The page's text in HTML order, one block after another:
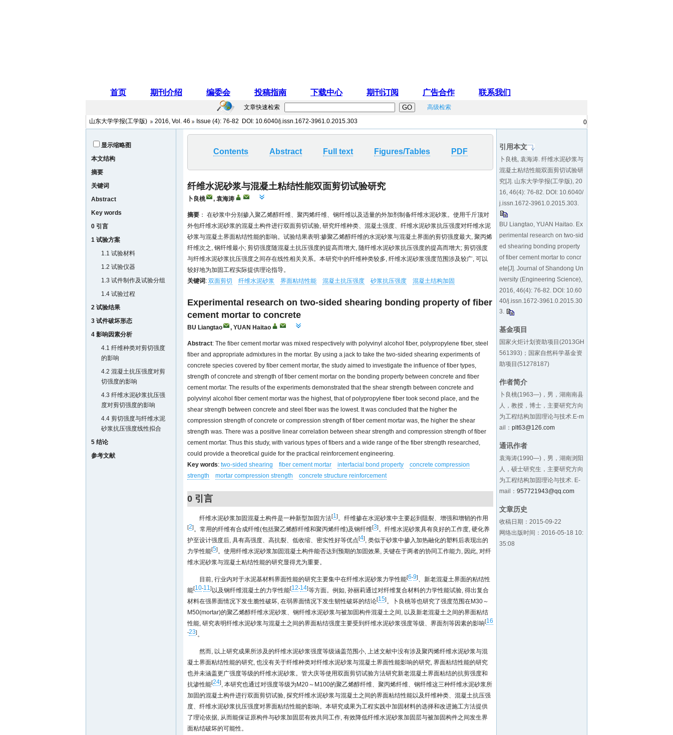
文章快速检索
高级检索
山东大学学报(工学版)
2016, Vol. 46 Issue (4): 76-82 DOI: 10.6040/j.issn.1672-3961.0.2015.303 0
显示缩略图
本文结构
摘要
关键词
Abstract
Key words
0 引言
1 试验方案
1.1 试验材料
1.2 试验仪器
1.3 试件制作及试验分组
1.4 试验过程
2 试验结果
3 试件破坏形态
4 影响因素分析
4.1 纤维种类对剪切强度
的影响
4.2 混凝土抗压强度对剪
切强度的影响
4.3 纤维水泥砂浆抗压强
度对剪切强度的影响
4.4 剪切强度与纤维水泥
砂浆抗压强度线性拟合
5 结论
参考文献
引用本文
卜良桃, 袁海涛. 纤维水泥砂浆与
混凝土粘结性能双面剪切试验研
究[J]. 山东大学学报(工学版), 20
16, 46(4): 76-82. DOI: 10.6040/
j.issn.1672-3961.0.2015.303.
BU Liangtao, YUAN Haitao. Ex
perimental research on two-sid
ed shearing bonding property
of fiber cement mortar to concr
ete[J]. Journal of Shandong Un
iversity (Engineering Science),
2016, 46(4): 76-82. DOI: 10.60
40/j.issn.1672-3961.0.2015.30
3.
基金项目
国家火炬计划资助项目(2013GH
561393)；国家自然科学基金资
助项目(51278187)
作者简介
卜良桃(1963—)，男，湖南南县
人，教授，博士，主要研究方向
为工程结构加固理论与技术.E-m
ail： plt63@126.com
通讯作者
袁海涛(1990—)，男，湖南浏阳
人，硕士研究生，主要研究方向
为工程结构加固理论与技术. E-
mail： 957721943@qq.com
文章历史
收稿日期：2015-09-22
网络出版时间：2016-05-18 10:
35:08
Contents Abstract Full text Figures/Tables PDF
纤维水泥砂浆与混凝土粘结性能双面剪切试验研究
卜良桃 , 袁海涛
摘要 ： 在砂浆中分别掺入聚乙烯醇纤维、聚丙烯纤维、钢纤维以及适量的外加剂制备纤维水泥砂浆。使用千斤顶对
外包纤维水泥砂浆的混凝土构件进行双面剪切试验, 研究纤维种类、混凝土强度、纤维水泥砂浆抗压强度对纤维水泥
砂浆与混凝土界面粘结性能的影响。试验结果表明:掺聚乙烯醇纤维的水泥砂浆与混凝土界面的剪切强度最大, 聚丙烯
纤维次之, 钢纤维最小; 剪切强度随混凝土抗压强度的提高而增大, 随纤维水泥砂浆抗压强度的提高而增大; 剪切强度
与纤维水泥砂浆抗压强度之间存在线性相关关系。本研究中的纤维种类较多, 纤维水泥砂浆强度范围涉及较广, 可以
较好地为加固工程实际提供理论指导。
关键词 : 双面剪切 纤维水泥砂浆 界面粘结性能 混凝土抗压强度 砂浆抗压强度 混凝土结构加固
Experimental research on two-sided shearing bonding property of fiber
cement mortar to concrete
BU Liangtao , YUAN Haitao
Abstract: The fiber cement mortar was mixed respectively with polyvinyl alcohol fiber, polypropylene fiber, steel
fiber and appropriate admixtures in the mortar. By using a jack to take the two-sided shearing experiments of
concrete species covered by fiber cement mortar, the study aimed to investigate the influence of fiber types,
strength of concrete and strength of fiber cement mortar on the bonding property between concrete and fiber
cement mortar. The results of the experiments demonstrated that the shear strength between concrete and
polyvinyl alcohol fiber cement mortar was the highest, that of polypropylene fiber took second place, and the
shear strength between concrete and steel fiber was the lowest. It was concluded that the higher the
compression strength of concrete or compression strength of fiber cement mortar was, the higher the shear
strength was. There was a positive linear correlation between shear strength and compression strength of fiber
cement mortar. Thus this study, with various types of fibers and a wide range of the fiber strength researched,
could provide a theoretical guide for the practical reinforcement engineering.
Key words: two-sided shearing fiber cement mortar interfacial bond property
concrete compression
strength
mortar compression strength concrete structure reinforcement
0 引言
纤维水泥砂浆加固混凝土构件是一种新型加固方法[1]。纤维掺在水泥砂浆中主要起到阻裂、增强和增韧的作用
[2]。常用的纤维有合成纤维(包括聚乙烯醇纤维和聚丙烯纤维)及钢纤维[3]。纤维水泥砂浆具有良好的工作度, 硬化养
护至设计强度后, 具有高强度、高抗裂、低收缩、密实性好等优点[4], 类似于砂浆中掺入加热融化的塑料后表现出的
力学性能[5]。使用纤维水泥砂浆加固混凝土构件能否达到预期的加固效果, 关键在于两者的协同工作能力, 因此, 对纤
维水泥砂浆与混凝土粘结性能的研究显得尤为重要。
目前, 行业内对于水泥基材料界面性能的研究主要集中在纤维水泥砂浆力学性能[6-9]、新老混凝土界面的粘结性
能[10-11] 以及钢纤维混凝土的力学性能[12-14]等方面。例如, 孙丽莉通过对纤维复合材料的力学性能试验, 得出复合
材料在强界面情况下发生脆性破坏, 在弱界面情况下发生韧性破坏的结论[15]。卜良桃等也研究了强度范围在M30～
M50(mortar)的聚乙烯醇纤维水泥砂浆、钢纤维水泥砂浆与被加固构件混凝土之间, 以及新老混凝土之间的界面粘结
性能, 研究表明纤维水泥砂浆与混凝土之间的界面粘结强度主要受到纤维水泥砂浆强度等级、界面剂等因素的影响[16
-23]。
然而, 以上研究成果所涉及的纤维水泥砂浆强度等级涵盖范围小, 上述文献中没有涉及聚丙烯纤维水泥砂浆与混
凝土界面粘结性能的研究, 也没有关于纤维种类对纤维水泥砂浆与混凝土界面性能影响的研究, 界面粘结性能的研究
也并未涵盖更广强度等级的纤维水泥砂浆。管大庆等使用双面剪切试验方法研究新老混凝土界面粘结的抗剪强度和
抗渗性能[24], 本研究也通过对强度等级为M20～M100的聚乙烯醇纤维、聚丙烯纤维、钢纤维这三种纤维水泥砂浆所
加固的混凝土构件进行双面剪切试验, 探究纤维水泥砂浆与混凝土之间的界面粘结性能以及纤维种类、混凝土抗压强
度、纤维水泥砂浆抗压强度对界面粘结性能的影响。本研究成果为工程实践中加固材料的选择和改进施工方法提供
了理论依据, 从而能保证原构件与砂浆加固层有效共同工作, 有效降低纤维水泥砂浆加固层与被加固构件之间发生界
面粘结破坏的可能性。